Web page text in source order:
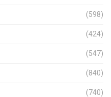
(598)
(424)
(547)
(840)
(740)